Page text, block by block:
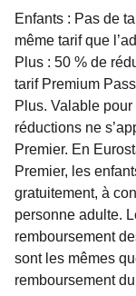
Enfants : Pas de
même tarif que
Plus : 50 % de
tarif Premium
Plus. Valable
réductions ne
Premier. En
Premier, les
gratuitement, à
personne adulte.
remboursement
sont les mêmes
remboursement